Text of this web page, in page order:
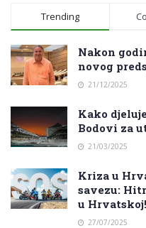
Trending
Nakon
novog
21/12/2025
Kako
Bodovi za
21/03/2025
Kriza u
savezu:
u Hrvatskoj!
27/07/2025